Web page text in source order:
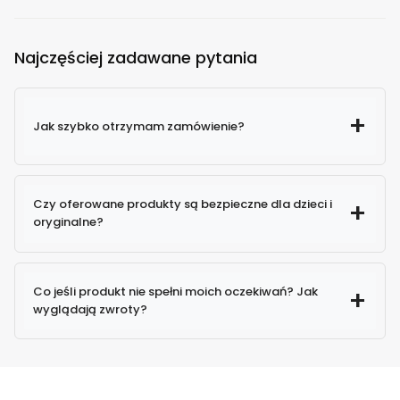
Najczęściej zadawane pytania
Jak szybko otrzymam zamówienie?
Czy oferowane produkty są bezpieczne dla dzieci i
oryginalne?
100% oryginalne produkty
Co jeśli produkt nie spełni moich oczekiwań? Jak
wyglądają zwroty?